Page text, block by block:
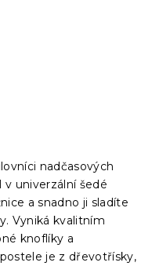
nadčasových
v univerzální šedé
a snadno ji sladíte
Vyniká kvalitním
knoflíky a
je z dřevotřísky,